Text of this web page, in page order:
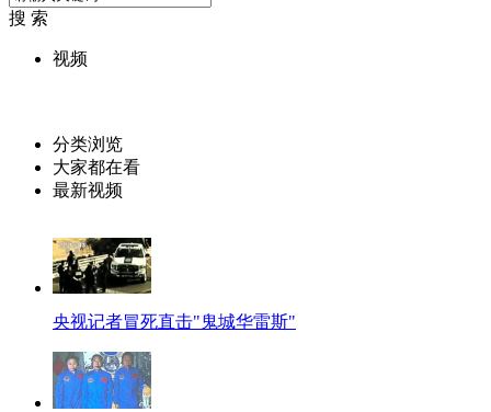
搜 索
视频
分类浏览
大家都在看
最新视频
央视记者冒死直击"鬼城华雷斯"